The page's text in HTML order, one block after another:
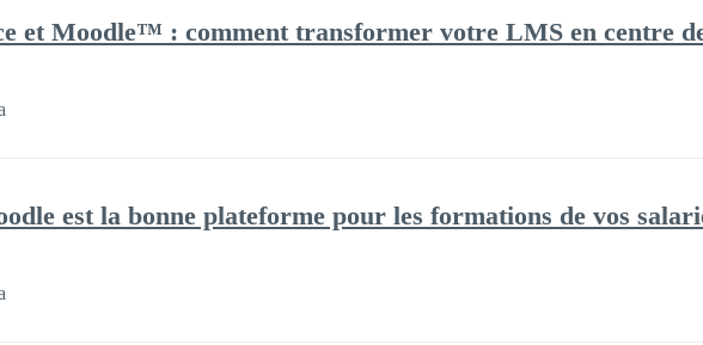
et Moodle™ : comment transformer votre LMS en centre
est la bonne plateforme pour les formations de vos